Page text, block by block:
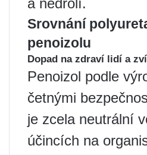
a nedrolí.
Srovnání
penoizolu
Dopad na zdraví lidí a
Penoizol podle
četnými
je zcela neutrální
účincích na